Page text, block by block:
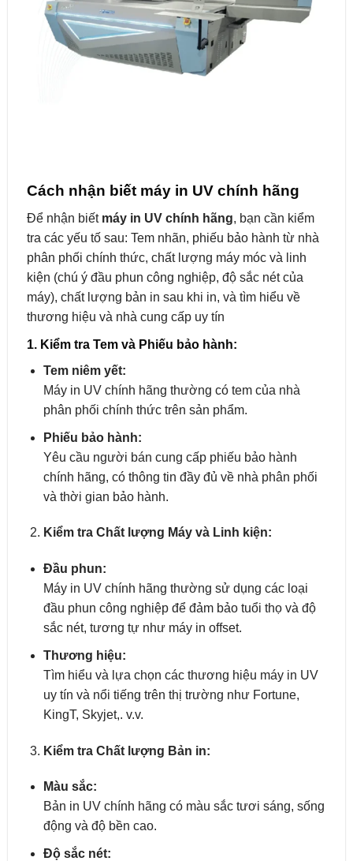
Cách nhận biết máy in UV chính hãng
Để nhận biết máy in UV chính hãng, bạn cần kiểm
tra các yếu tố sau: Tem nhãn, phiếu bảo hành từ nhà
phân phối chính thức, chất lượng máy móc và linh
kiện (chú ý đầu phun công nghiệp, độ sắc nét của
máy), chất lượng bản in sau khi in, và tìm hiểu về
thương hiệu và nhà cung cấp uy tín
1. Kiểm tra Tem và Phiếu bảo hành:
Tem niêm yết:
Máy in UV chính hãng thường có tem của nhà
phân phối chính thức trên sản phẩm.
Phiếu bảo hành:
Yêu cầu người bán cung cấp phiếu bảo hành
chính hãng, có thông tin đầy đủ về nhà phân phối
và thời gian bảo hành.
Kiểm tra Chất lượng Máy và Linh kiện:
Đầu phun:
Máy in UV chính hãng thường sử dụng các loại
đầu phun công nghiệp để đảm bảo tuổi thọ và độ
sắc nét, tương tự như máy in offset.
Thương hiệu:
Tìm hiểu và lựa chọn các thương hiệu máy in UV
uy tín và nổi tiếng trên thị trường như Fortune,
KingT, Skyjet,. v.v.
Kiểm tra Chất lượng Bản in:
Màu sắc:
Bản in UV chính hãng có màu sắc tươi sáng, sống
động và độ bền cao.
Độ sắc nét: